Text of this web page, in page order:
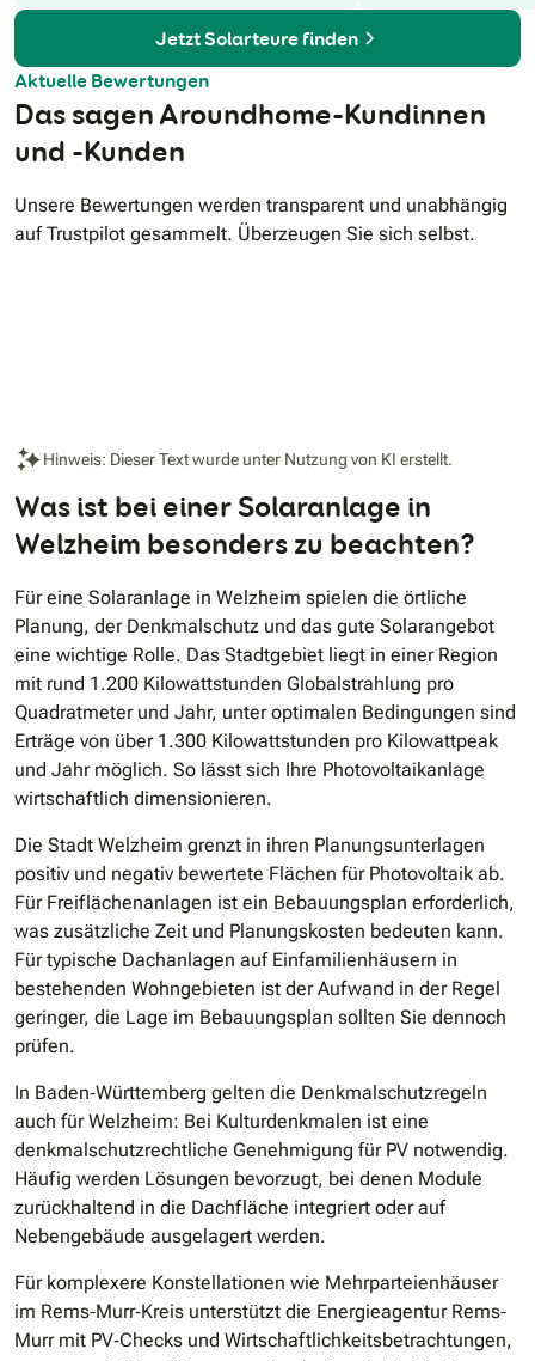
Jetzt Solarteure finden
Aktuelle Bewertungen
Das sagen Aroundhome-Kundinnen
und -Kunden
Unsere Bewertungen werden transparent und unabhängig
auf Trustpilot gesammelt. Überzeugen Sie sich selbst.
Hinweis: Dieser Text wurde unter Nutzung von KI erstellt.
Was ist bei einer Solaranlage in
Welzheim besonders zu beachten?
Für eine Solaranlage in Welzheim spielen die örtliche
Planung, der Denkmalschutz und das gute Solarangebot
eine wichtige Rolle. Das Stadtgebiet liegt in einer Region
mit rund 1.200 Kilowattstunden Globalstrahlung pro
Quadratmeter und Jahr, unter optimalen Bedingungen sind
Erträge von über 1.300 Kilowattstunden pro Kilowattpeak
und Jahr möglich. So lässt sich Ihre Photovoltaikanlage
wirtschaftlich dimensionieren.
Die Stadt Welzheim grenzt in ihren Planungsunterlagen
positiv und negativ bewertete Flächen für Photovoltaik ab.
Für Freiflächenanlagen ist ein Bebauungsplan erforderlich,
was zusätzliche Zeit und Planungskosten bedeuten kann.
Für typische Dachanlagen auf Einfamilienhäusern in
bestehenden Wohngebieten ist der Aufwand in der Regel
geringer, die Lage im Bebauungsplan sollten Sie dennoch
prüfen.
In Baden‐Württemberg gelten die Denkmalschutzregeln
auch für Welzheim: Bei Kulturdenkmalen ist eine
denkmalschutzrechtliche Genehmigung für PV notwendig.
Häufig werden Lösungen bevorzugt, bei denen Module
zurückhaltend in die Dachfläche integriert oder auf
Nebengebäude ausgelagert werden.
Für komplexere Konstellationen wie Mehrparteienhäuser
im Rems‐Murr‐Kreis unterstützt die Energieagentur Rems‐
Murr mit PV‐Checks und Wirtschaftlichkeitsbetrachtungen,